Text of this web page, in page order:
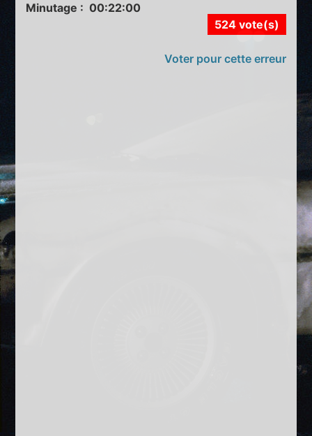
Minutage : 00:22:00
524 vote(s)
Voter pour cette erreur